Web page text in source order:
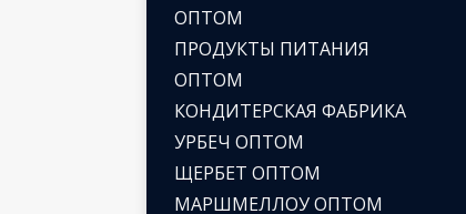
ОПТОМ
ПРОДУКТЫ ПИТАНИЯ
ОПТОМ
КОНДИТЕРСКАЯ ФАБРИКА
УРБЕЧ ОПТОМ
ЩЕРБЕТ ОПТОМ
МАРШМЕЛЛОУ ОПТОМ